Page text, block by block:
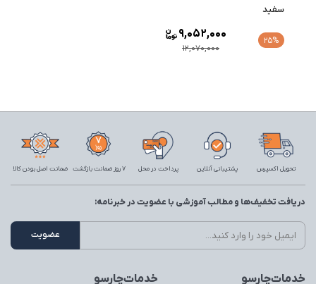
سفید
25%
12,070,000
9,052,000
تحویل اکسپرس پشتیبانی آنلاین پرداخت در محل 7 روز ضمانت بازگشت ضمانت اصل بودن کالا
خدمات‌چارسو خدمات‌چارسو
دریافت تخفیف‌ها و مطالب آموزشی با عضویت در خبرنامه: